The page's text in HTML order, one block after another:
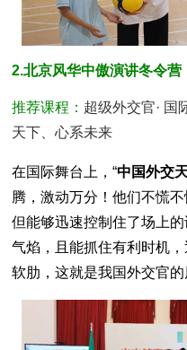
2.北京风华中傲演讲冬令营
推荐课程： 超级外交官· 国
天下、心系未来
在国际舞台上，“中国外交
腾，激动万分！他们不慌
但能够迅速控制住了场上
气焰，且能抓住有利时机
软肋，这就是我国外交官的